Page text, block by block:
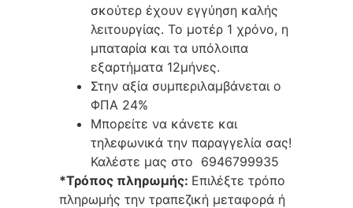
σκούτερ έχουν εγγύηση καλής
λειτουργίας. Το μοτέρ 1 χρόνο, η
μπαταρία και τα υπόλοιπα
εξαρτήματα 12μήνες.
Στην αξία συμπεριλαμβάνεται ο
ΦΠΑ 24%
Μπορείτε να κάνετε και
τηλεφωνικά την παραγγελία σας!
Καλέστε μας στο 6946799935
*Τρόπος πληρωμής: Επιλέξτε τρόπο
πληρωμής την τραπεζική μεταφορά ή